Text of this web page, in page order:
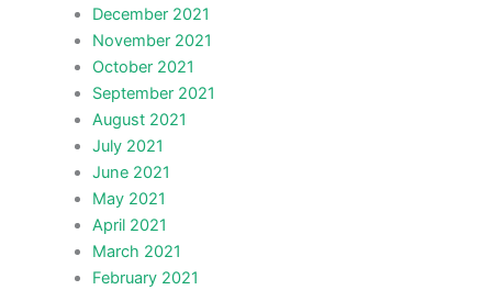
December 2021
November 2021
October 2021
September 2021
August 2021
July 2021
June 2021
May 2021
April 2021
March 2021
February 2021